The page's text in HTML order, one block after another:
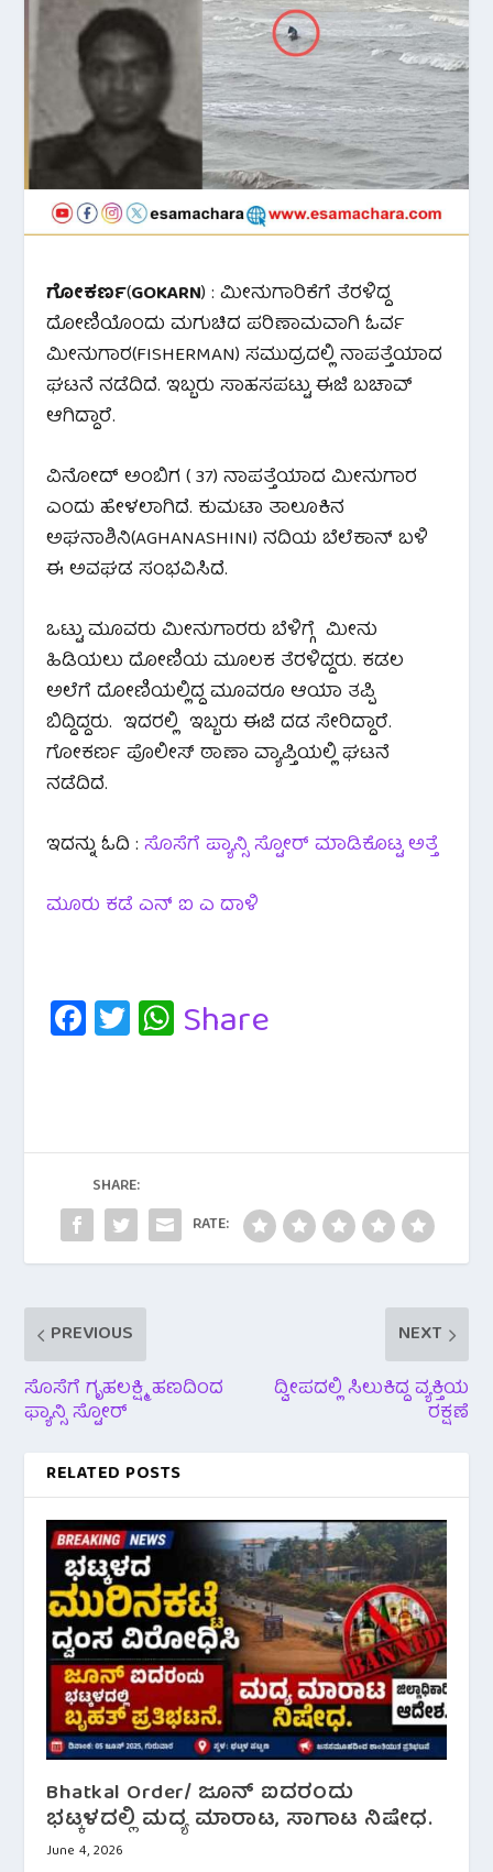
ಗೋಕರ್ಣ(GOKARN) : ಮೀನುಗಾರಿಕೆಗೆ ತೆರಳಿದ್ದ
ದೋಣಿಯೊಂದು ‌ಮಗುಚಿದ ಪರಿಣಾಮವಾಗಿ ಓರ್ವ
ಮೀನುಗಾರ(FISHERMAN) ಸಮುದ್ರದಲ್ಲಿ ನಾಪತ್ತೆಯಾದ
ಘಟನೆ ನಡೆದಿದೆ. ಇಬ್ಬರು ಸಾಹಸಪಟ್ಟು ಈಜಿ ಬಚಾವ್
ಆಗಿದ್ದಾರೆ.
ವಿನೋದ್ ಅಂಬಿಗ ( 37) ನಾಪತ್ತೆಯಾದ ಮೀನುಗಾರ
ಎಂದು ಹೇಳಲಾಗಿದೆ. ಕುಮಟಾ ತಾಲೂಕಿನ
ಅಘನಾಶಿನಿ(AGHANASHINI) ನದಿಯ ಬೆಲೆಕಾನ್ ಬಳಿ
ಈ ಅವಘಡ ಸಂಭವಿಸಿದೆ.
ಒಟ್ಟು ಮೂವರು ಮೀನುಗಾರರು ಬೆಳಿಗ್ಗೆ ಮೀನು
ಹಿಡಿಯಲು ದೋಣಿಯ ಮೂಲಕ ತೆರಳಿದ್ದರು. ಕಡಲ
ಅಲೆಗೆ ದೋಣಿಯಲ್ಲಿದ್ದ ಮೂವರೂ ಆಯಾ ತಪ್ಪಿ
ಬಿದ್ದಿದ್ದರು. ಇದರಲ್ಲಿ ಇಬ್ಬರು ಈಜಿ ದಡ ಸೇರಿದ್ದಾರೆ.
ಗೋಕರ್ಣ ‌ಪೊಲೀಸ್ ಠಾಣಾ ವ್ಯಾಪ್ತಿಯಲ್ಲಿ ಘಟನೆ
ನಡೆದಿದೆ.
ಇದನ್ನು ಓದಿ :ಸೊಸೆಗೆ ಪ್ಯಾನ್ಸಿ ಸ್ಟೋರ್ ಮಾಡಿಕೊಟ್ಟ ಅತ್ತೆ
ಮೂರು ಕಡೆ ಎನ್ ಐ ಎ ದಾಳಿ
Fa
c
o
o
k
T
wi
W
A
p
p
Share
SHARE:
RATE:
PREVIOUS
ಸೊಸೆಗೆ ಗೃಹಲಕ್ಷ್ಮಿ ಹಣದಿಂದ
ಫ್ಯಾನ್ಸಿ ಸ್ಟೋರ್
NEXT
ದ್ವೀಪದಲ್ಲಿ ಸಿಲುಕಿದ್ದ ವ್ಯಕ್ತಿಯ
ರಕ್ಷಣೆ
RELATED POSTS
Bhatkal Order/ ಜೂನ್ ಐದರಂದು
ಭಟ್ಕಳದಲ್ಲಿ ಮದ್ಯ ಮಾರಾಟ, ಸಾಗಾಟ ನಿಷೇಧ.
June 4, 2026